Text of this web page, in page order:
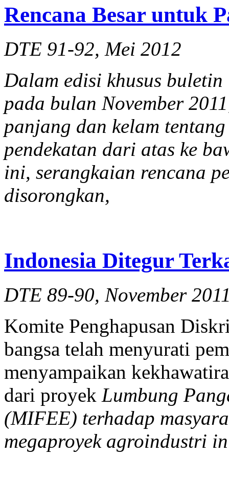
Rencana Besar untuk
DTE 91-92, Mei 2012
Dalam edisi khusus
pada bulan November
panjang dan kelam
pendekatan dari atas ke
ini, serangkaian rencana
disorongkan,
Indonesia Ditegur
DTE 89-90, November
Komite Penghapusan
bangsa telah menyurati
menyampaikan
dari proyek Lumbung
(MIFEE) terhadap
megaproyek agroindustri